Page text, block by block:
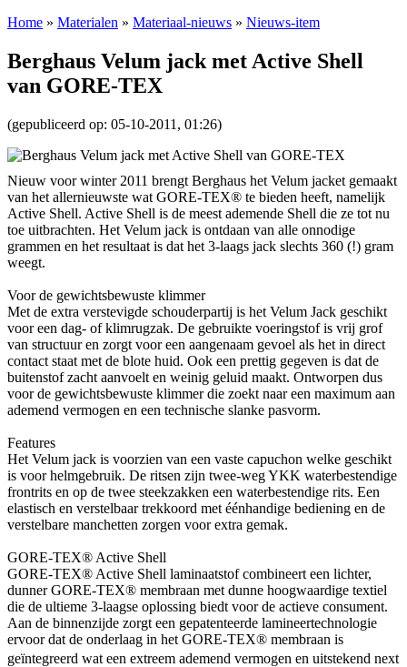
Home » Materialen » Materiaal-nieuws » Nieuws-item
Berghaus Velum jack met Active Shell
van GORE-TEX
(gepubliceerd op: 05-10-2011, 01:26)
Nieuw voor winter 2011 brengt Berghaus het Velum jacket gemaakt
van het allernieuwste wat GORE-TEX® te bieden heeft, namelijk
Active Shell. Active Shell is de meest ademende Shell die ze tot nu
toe uitbrachten. Het Velum jack is ontdaan van alle onnodige
grammen en het resultaat is dat het 3-laags jack slechts 360 (!) gram
weegt.
Voor de gewichtsbewuste klimmer
Met de extra verstevigde schouderpartij is het Velum Jack geschikt
voor een dag- of klimrugzak. De gebruikte voeringstof is vrij grof
van structuur en zorgt voor een aangenaam gevoel als het in direct
contact staat met de blote huid. Ook een prettig gegeven is dat de
buitenstof zacht aanvoelt en weinig geluid maakt. Ontworpen dus
voor de gewichtsbewuste klimmer die zoekt naar een maximum aan
ademend vermogen en een technische slanke pasvorm.
Features
Het Velum jack is voorzien van een vaste capuchon welke geschikt
is voor helmgebruik. De ritsen zijn twee-weg YKK waterbestendige
frontrits en op de twee steekzakken een waterbestendige rits. Een
elastisch en verstelbaar trekkoord met éénhandige bediening en de
verstelbare manchetten zorgen voor extra gemak.
GORE-TEX® Active Shell
GORE-TEX® Active Shell laminaatstof combineert een lichter,
dunner GORE-TEX® membraan met dunne hoogwaardige textiel
die de ultieme 3-laagse oplossing biedt voor de actieve consument.
Aan de binnenzijde zorgt een gepatenteerde lamineertechnologie
ervoor dat de onderlaag in het GORE-TEX® membraan is
geïntegreerd wat een extreem ademend vermogen en uitstekend next